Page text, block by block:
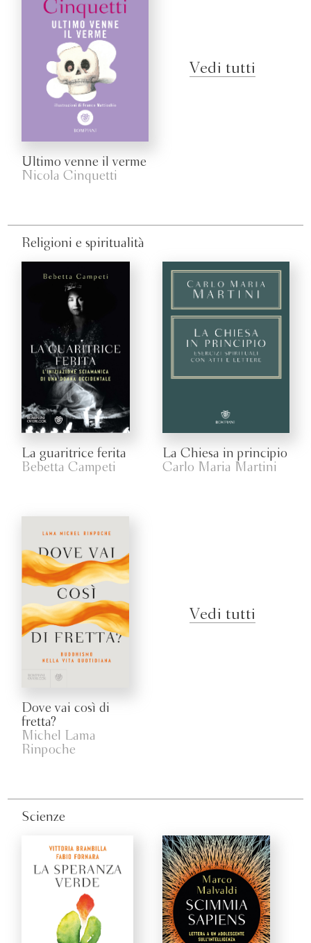
Ultimo venne il verme
Nicola Cinquetti
Vedi tutti
Religioni e spiritualità
La guaritrice ferita
Bebetta Campeti
La Chiesa in principio
Carlo Maria Martini
Dove vai così di
fretta?
Michel Lama
Rinpoche
Vedi tutti
Scienze